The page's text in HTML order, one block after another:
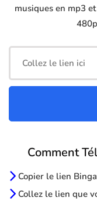
musiques en mp3
Comment
Copier le lien
Collez le lien que